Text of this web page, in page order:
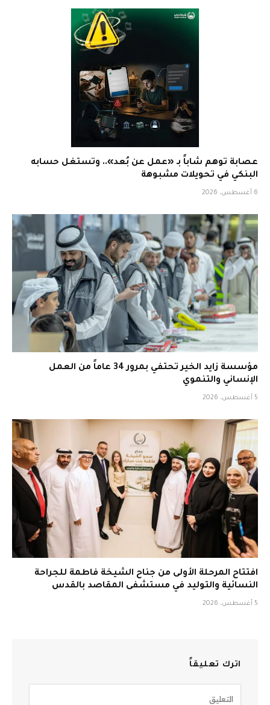
عصابة توهم شاباً بـ «عمل عن بُعد».. وتستغل حسابه
البنكي في تحويلات مشبوهة
6 أغسطس، 2026
مؤسسة زايد الخير تحتفي بمرور 34 عاماً من العمل
الإنساني والتنموي
5 أغسطس، 2026
افتتاح المرحلة الأولى من جناح الشيخة فاطمة للجراحة
النسائية والتوليد في مستشفى المقاصد بالقدس
5 أغسطس، 2026
اترك تعليقاً